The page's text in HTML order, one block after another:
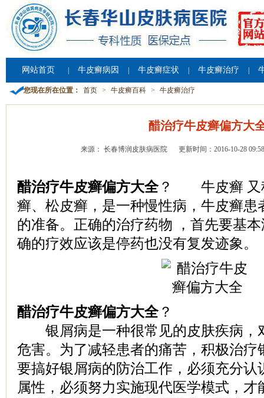
网站首页 牛皮癣病因 牛皮癣症状 牛皮癣治疗
您现在所在位置： 首页 > 牛皮癣百科 > 牛皮癣治疗
醋治疗牛皮癣偏方大
来源： 长春博润皮肤病医院 更新时间：2016-10-28
醋治疗牛皮癣偏方大全？ 牛皮癣 又
癣、松皮癣，是一种慢性病，牛皮癣患
的准备。正确的治疗药物 ，首先要基
确的疗效应该是停药也没有复发迹象。
醋治疗牛皮癣偏方大全？
银屑病是一种很常见的皮肤疾病，
危害。为了减轻患者的痛苦，积极治疗
要搞好银屑病的防治工作，必须充分认
属性，必须努力实施现代医学模式，才